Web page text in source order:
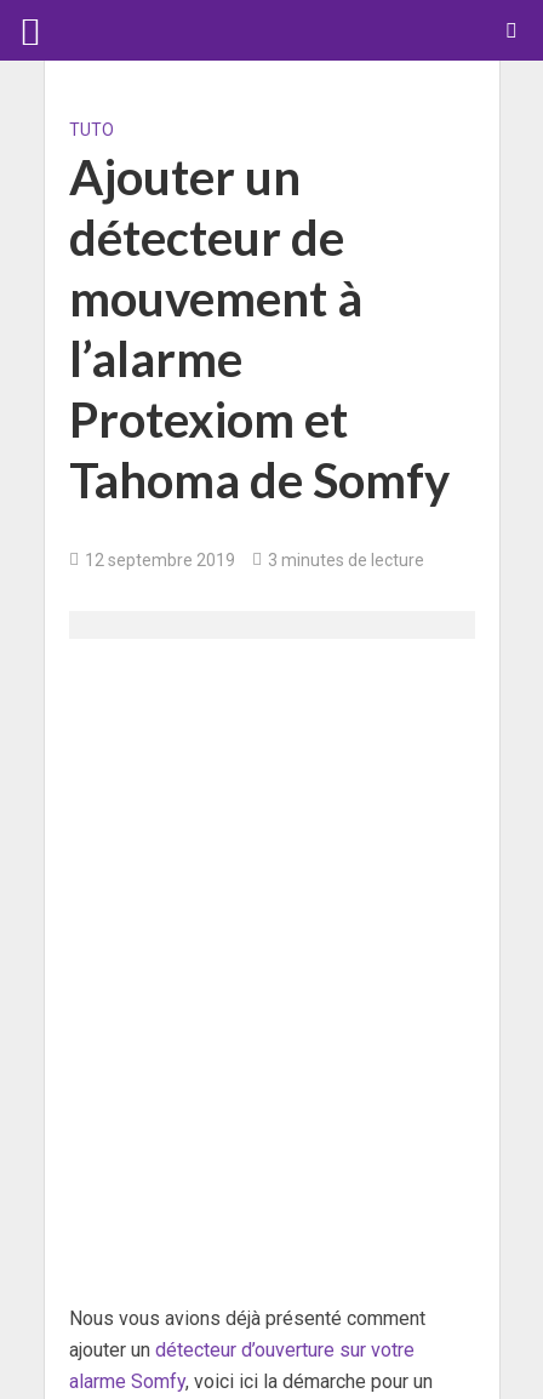
TUTO
Ajouter un
détecteur de
mouvement à
l’alarme
Protexiom et
Tahoma de Somfy
12 septembre 2019 3 minutes de lecture
Nous vous avions déjà présenté comment
ajouter un détecteur d’ouverture sur votre
alarme Somfy, voici ici la démarche pour un